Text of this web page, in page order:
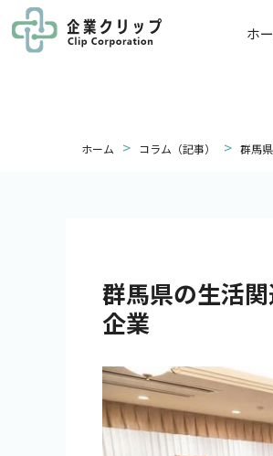
ホ
ホーム > コラム（記事） > 群馬
群馬県の生活
企業